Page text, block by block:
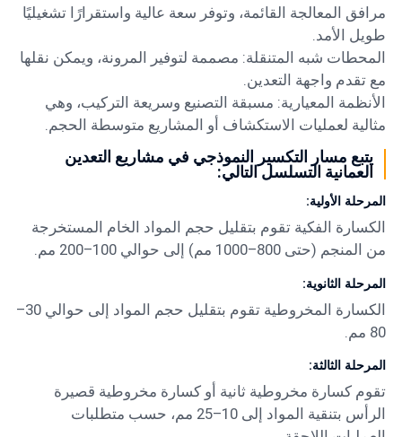
مرافق المعالجة القائمة، وتوفر سعة عالية واستقرارًا تشغيليًا
طويل الأمد.
المحطات شبه المتنقلة: مصممة لتوفير المرونة، ويمكن نقلها
مع تقدم واجهة التعدين.
الأنظمة المعيارية: مسبقة التصنيع وسريعة التركيب، وهي
مثالية لعمليات الاستكشاف أو المشاريع متوسطة الحجم.
يتبع مسار التكسير النموذجي في مشاريع التعدين
العمانية التسلسل التالي:
المرحلة الأولية:
الكسارة الفكية تقوم بتقليل حجم المواد الخام المستخرجة
من المنجم (حتى 800–1000 مم) إلى حوالي 100–200 مم.
المرحلة الثانوية:
الكسارة المخروطية
تقوم بتقليل حجم المواد إلى حوالي 30–
80 مم.
المرحلة الثالثة:
تقوم كسارة مخروطية ثانية أو كسارة مخروطية قصيرة
الرأس بتنقية المواد إلى 10–25 مم، حسب متطلبات